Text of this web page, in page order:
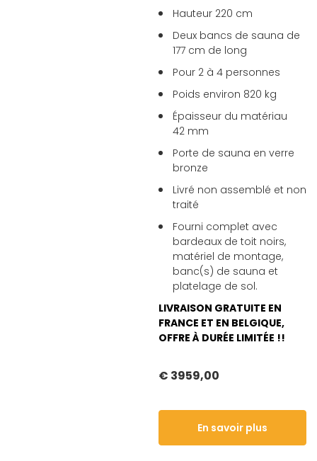
Hauteur 220 cm
Deux bancs de sauna de
177 cm de long
Pour 2 à 4 personnes
Poids environ 820 kg
Épaisseur du matériau
42 mm
Porte de sauna en verre
bronze
Livré non assemblé et non
traité
Fourni complet avec
bardeaux de toit noirs,
matériel de montage,
banc(s) de sauna et
platelage de sol.
LIVRAISON GRATUITE EN
FRANCE ET EN BELGIQUE,
OFFRE À DURÉE LIMITÉE !!
€ 3959,00
En savoir plus